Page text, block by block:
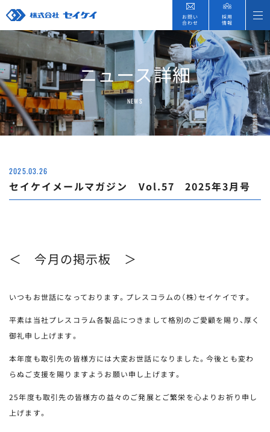
お問い
合わせ
採用
情報
ニュース詳細
NEWS
2025.03.26
セイケイメールマガジン Vol.57 2025年3月号
＜ 今月の掲示板 ＞
いつもお世話になっております。プレスコラムの（株）セイケイです。
平素は当社プレスコラム各製品につきまして格別のご愛顧を賜り、厚く
御礼申し上げます。
本年度も取引先の皆様方には大変お世話になりました。今後とも変わ
らぬご支援を賜りますようお願い申し上げます。
25年度も取引先の皆様方の益々のご発展とご繁栄を心よりお祈り申し
上げます。